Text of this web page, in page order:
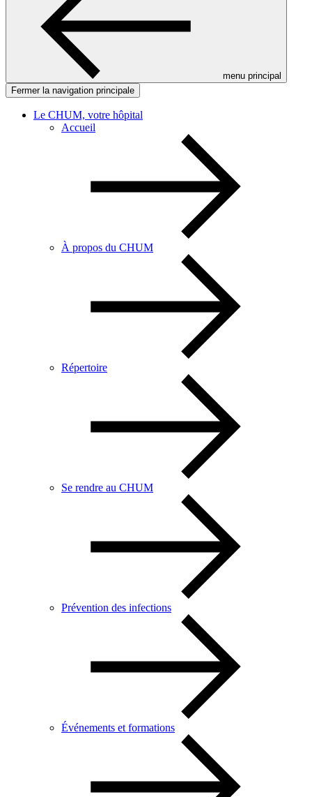
menu principal
Fermer la navigation principale
Le CHUM, votre hôpital
Accueil
À propos du CHUM
Répertoire
Se rendre au CHUM
Prévention des infections
Événements et formations